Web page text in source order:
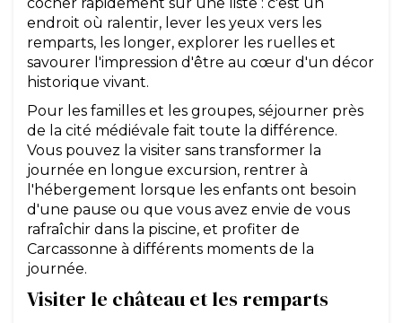
endroit où ralentir, lever les yeux vers les
remparts, les longer, explorer les ruelles et
savourer l'impression d'être au cœur d'un décor
historique vivant.
Pour les familles et les groupes, séjourner près
de la cité médiévale fait toute la différence.
Vous pouvez la visiter sans transformer la
journée en longue excursion, rentrer à
l'hébergement lorsque les enfants ont besoin
d'une pause ou que vous avez envie de vous
rafraîchir dans la piscine, et profiter de
Carcassonne à différents moments de la
journée.
Visiter le château et les remparts